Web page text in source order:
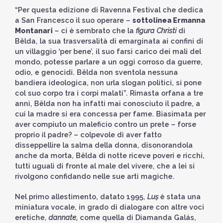
“Per questa edizione di Ravenna Festival che dedica
a San Francesco il suo operare – sottolinea Ermanna
Montanari – ci è sembrato che la figura Christidi
Bêlda, la sua trasversalità di emarginata ai confini di
un villaggio ‘per bene’, il suo farsi carico dei mali del
mondo, potesse parlare a un oggi corroso da guerre,
odio, e genocidi. Bêlda non sventola nessuna
bandiera ideologica, non urla slogan politici, si pone
col suo corpo tra i corpi malati”. Rimasta orfana a tre
anni, Bêlda non ha infatti mai conosciuto il padre, a
cui la madre si era concessa per fame. Biasimata per
aver compiuto un maleficio contro un prete – forse
proprio il padre? – colpevole di aver fatto
disseppellire la salma della donna, disonorandola
anche da morta, Bêlda di notte riceve poveri e ricchi,
tutti uguali di fronte al male del vivere, che a lei si
rivolgono confidando nelle sue arti magiche.
Nel primo allestimento, datato 1995, Luṣ è stata una
miniatura vocale, in grado di dialogare con altre voci
eretiche, dannate, come quella di Diamanda Galás,